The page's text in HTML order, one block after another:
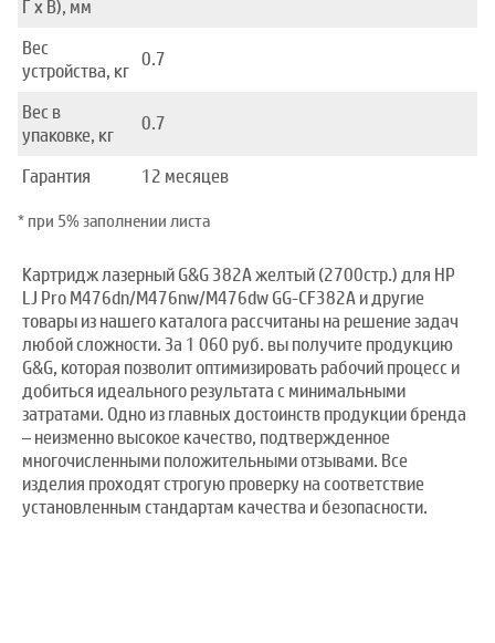
Г x В), мм
Вес
устройства, кг
0.7
Вес в
упаковке, кг
0.7
Гарантия 12 месяцев
* при 5% заполнении листа
Картридж лазерный G&G 382A желтый (2700стр.) для HP
LJ Pro M476dn/M476nw/M476dw GG-CF382A и другие
товары из нашего каталога рассчитаны на решение задач
любой сложности. За 1 060 руб. вы получите продукцию
G&G, которая позволит оптимизировать рабочий процесс и
добиться идеального результата с минимальными
затратами. Одно из главных достоинств продукции бренда
– неизменно высокое качество, подтвержденное
многочисленными положительными отзывами. Все
изделия проходят строгую проверку на соответствие
установленным стандартам качества и безопасности.